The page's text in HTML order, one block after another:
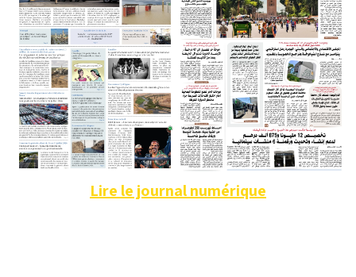
Lire le journal numérique